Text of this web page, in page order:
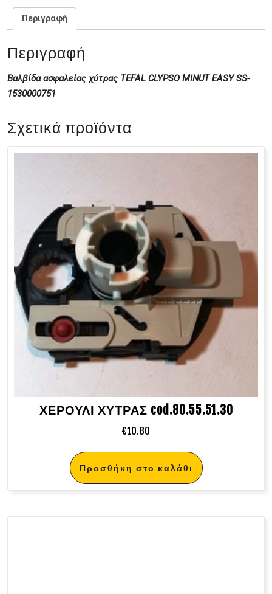
Περιγραφή
Περιγραφή
Βαλβίδα ασφαλείας χύτρας TEFAL CLYPSO MINUT EASY SS-
1530000751
Σχετικά προϊόντα
ΧΕΡΟΥΛΙ ΧΥΤΡΑΣ cod.80.55.51.30
€10.80
Προσθήκη στο καλάθι